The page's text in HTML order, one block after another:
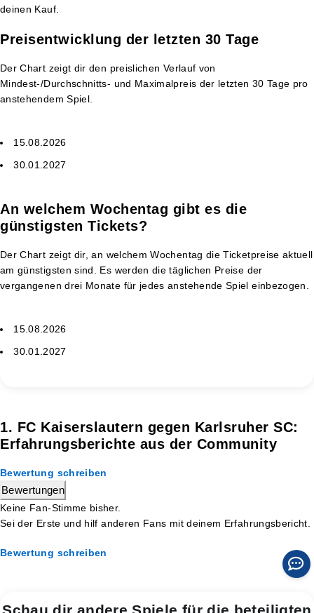
deinen Kauf.
Preisentwicklung der letzten 30 Tage
Der Chart zeigt dir den preislichen Verlauf von
Mindest-/Durchschnitts- und Maximalpreis der letzten 30 Tage pro
anstehendem Spiel.
15.08.2026
30.01.2027
An welchem Wochentag gibt es die
günstigsten Tickets?
Der Chart zeigt dir, an welchem Wochentag die Ticketpreise aktuell
am günstigsten sind. Es werden die täglichen Preise der
vergangenen drei Monate für jedes anstehende Spiel einbezogen.
15.08.2026
30.01.2027
1. FC Kaiserslautern gegen Karlsruher SC:
Erfahrungsberichte aus der Community
Bewertung schreiben
Bewertungen
Keine Fan-Stimme bisher.
Sei der Erste und hilf anderen Fans mit deinem Erfahrungsbericht.
Bewertung schreiben